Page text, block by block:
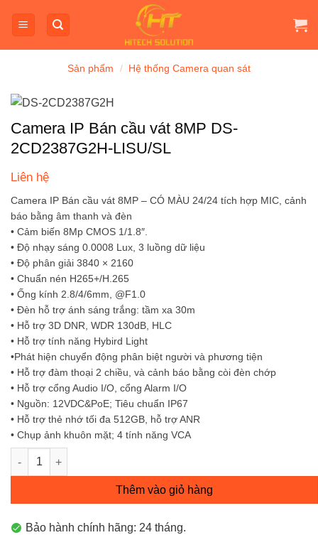
qua
Sản phẩm / Hệ thống Camera quan sát
Camera IP Bán cầu vát 8MP DS-
2CD2387G2H-LISU/SL
Liên hệ
Camera IP Bán cầu vát 8MP – CÓ MÀU 24/24 tích hợp MIC, cảnh
báo bằng âm thanh và đèn
• Cảm biến 8Mp CMOS 1/1.8″.
• Độ nhạy sáng 0.0008 Lux, 3 luồng dữ liệu
• Độ phân giải 3840 × 2160
• Chuẩn nén H265+/H.265
• Ống kính 2.8/4/6mm, @F1.0
• Đèn hỗ trợ ánh sáng trắng: tầm xa 30m
• Hỗ trợ 3D DNR, WDR 130dB, HLC
• Hỗ trợ tính năng Hybird Light
•Phát hiện chuyển động phân biệt người và phương tiện
• Hỗ trợ đàm thoại 2 chiều, và cảnh báo bằng còi đèn chớp
• Hỗ trợ cổng Audio I/O, cổng Alarm I/O
• Nguồn: 12VDC&PoE; Tiêu chuẩn IP67
• Hỗ trợ thẻ nhớ tối đa 512GB, hỗ trợ ANR
• Chụp ảnh khuôn mặt; 4 tính năng VCA
Camera IP Bán cầu vát 8MP DS-2CD2387G2H-LISU/SL số lượng
Thêm vào giỏ hàng
Bảo hành chính hãng: 24 tháng.